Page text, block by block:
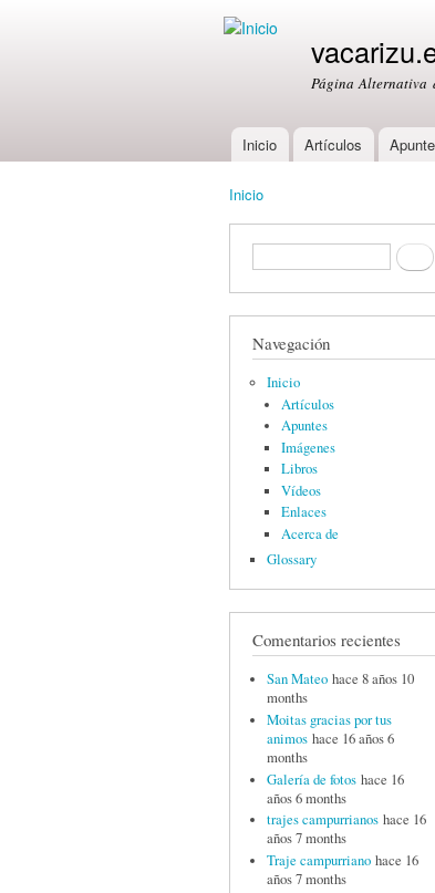
Página Alternativa
Main menu
Inicio Artículos
Inicio
Formulario de búsquedaBuscar
Navegación
Inicio
Artículos
Apuntes
Imágenes
Libros
Vídeos
Enlaces
Acerca de
Glossary
Comentarios recientes
San Mateo hace 8 años 10
months
Moitas gracias por tus
animos hace 16 años 6
months
Galería de fotos hace 16
años 6 months
trajes campurrianos hace 16
años 7 months
Traje campurriano hace 16
años 7 months